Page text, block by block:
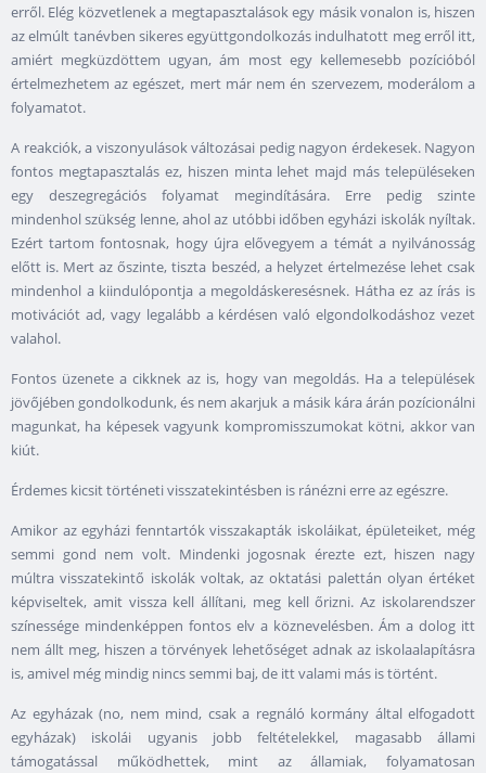
erről. Elég közvetlenek a megtapasztalások egy másik vonalon is, hiszen
az elmúlt tanévben sikeres együttgondolkozás indulhatott meg erről itt,
amiért megküzdöttem ugyan, ám most egy kellemesebb pozícióból
értelmezhetem az egészet, mert már nem én szervezem, moderálom a
folyamatot.
A reakciók, a viszonyulások változásai pedig nagyon érdekesek. Nagyon
fontos megtapasztalás ez, hiszen minta lehet majd más településeken
egy deszegregációs folyamat megindítására. Erre pedig szinte
mindenhol szükség lenne, ahol az utóbbi időben egyházi iskolák nyíltak.
Ezért tartom fontosnak, hogy újra elővegyem a témát a nyilvánosság
előtt is. Mert az őszinte, tiszta beszéd, a helyzet értelmezése lehet csak
mindenhol a kiindulópontja a megoldáskeresésnek. Hátha ez az írás is
motivációt ad, vagy legalább a kérdésen való elgondolkodáshoz vezet
valahol.
Fontos üzenete a cikknek az is, hogy van megoldás. Ha a települések
jövőjében gondolkodunk, és nem akarjuk a másik kára árán pozícionálni
magunkat, ha képesek vagyunk kompromisszumokat kötni, akkor van
kiút.
Érdemes kicsit történeti visszatekintésben is ránézni erre az egészre.
Amikor az egyházi fenntartók visszakapták iskoláikat, épületeiket, még
semmi gond nem volt. Mindenki jogosnak érezte ezt, hiszen nagy
múltra visszatekintő iskolák voltak, az oktatási palettán olyan értéket
képviseltek, amit vissza kell állítani, meg kell őrizni. Az iskolarendszer
színessége mindenképpen fontos elv a köznevelésben. Ám a dolog itt
nem állt meg, hiszen a törvények lehetőséget adnak az iskolaalapításra
is, amivel még mindig nincs semmi baj, de itt valami más is történt.
Az egyházak (no, nem mind, csak a regnáló kormány által elfogadott
egyházak) iskolái ugyanis jobb feltételekkel, magasabb állami
támogatással működhettek, mint az államiak, folyamatosan